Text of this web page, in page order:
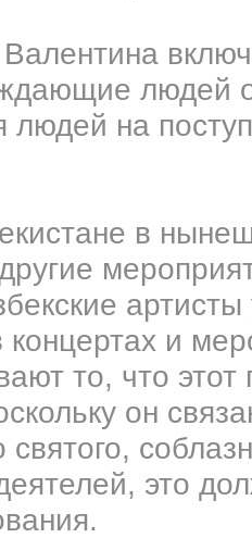
людей
людей на
в
концертах и
то, что
он
святого,
это